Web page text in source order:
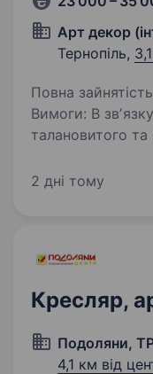
Арт декор
Тернопіль,
Повна зайнятість. +380967067186
Вимоги: В звʼязку з розширенням- Ми шукаємо
талановитого
з живих квітів та
2 дні тому
Кресляр,
Подоляни,
4,1 км від